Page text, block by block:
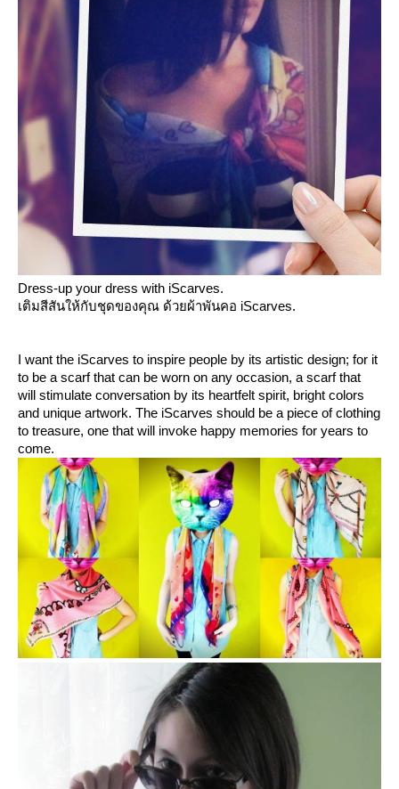
Dress-up your dress with iScarves.
เติมสีสันให้กับชุดของคุณ ด้วยผ้าพันคอ iScarves.
I want the iScarves to inspire people by its artistic design; for it
to be a scarf that can be worn on any occasion, a scarf that
will stimulate conversation by its heartfelt spirit, bright colors
and unique artwork. The iScarves should be a piece of clothing
to treasure, one that will invoke happy memories for years to
come.